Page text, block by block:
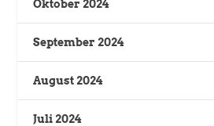
Oktober 2024
September 2024
August 2024
Juli 2024